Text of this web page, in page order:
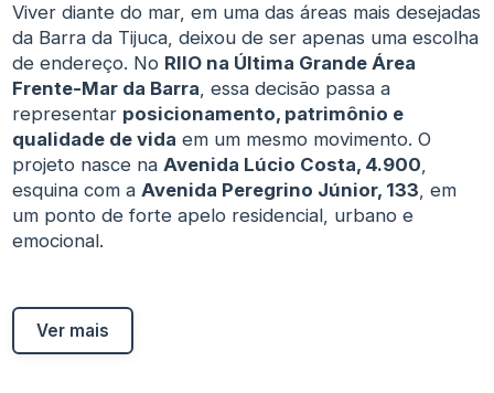
Viver diante do mar, em uma das áreas mais desejadas
da Barra da Tijuca, deixou de ser apenas uma escolha
de endereço. No RIIO na Última Grande Área
Frente-Mar da Barra, essa decisão passa a
representar posicionamento, patrimônio e
qualidade de vida em um mesmo movimento. O
projeto nasce naAvenida Lúcio Costa, 4.900,
esquina com aAvenida Peregrino Júnior, 133, em
um ponto de forte apelo residencial, urbano e
emocional.
Ver mais